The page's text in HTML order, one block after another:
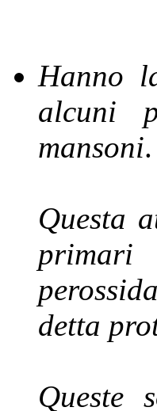
Hanno
alcuni
mansoni.
Questa
primari
detta
Queste